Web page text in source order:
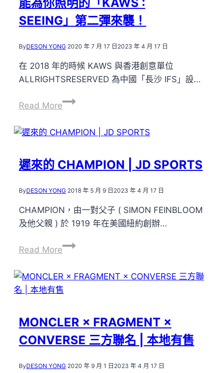
能
直
馬
來
西
亞
的
投
點
統
這！
SEEING」第二彈來襲！
ByDESON YONG 2020 年 7 月 17 日 2023 年 4 月 17 日
在 2018 年的時候 KAWS 與香港創意單位
ALLRIGHTSRESERVED 為中國「長沙 IFS」設…
Read More能
你
的
:
SEEING」
第
彈
襲！
遲來的 CHAMPION | JD SPORTS
ByDESON YONG 2018 年 5 月 9 日 2023 年 4 月 17 日
CHAMPION，由一對父子 ( SIMON FEINBLOOM
及他父親 ) 於 1919 年在美國紐約創辦…
Read More遲
的
CHAMPION
SPORTS
MONCLER × FRAGMENT ×
CONVERSE 三方聯名 | 本地有售
ByDESON YONG 2020 年 9 月 1 日 2023 年 4 月 17 日